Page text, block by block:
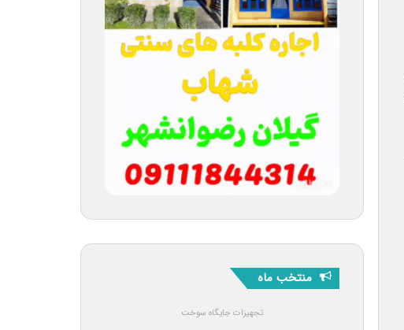
منتخب ماه
تجهیزات جایگاه سوخت